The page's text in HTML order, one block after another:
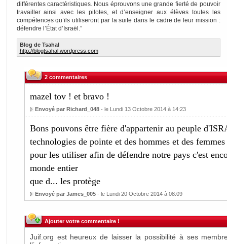
différentes caractéristiques. Nous éprouvons une grande fierté de pouvoir
travailler ainsi avec les pilotes, et d’enseigner aux élèves toutes les
compétences qu’ils utiliseront par la suite dans le cadre de leur mission :
défendre l’État d’Israël.”
Blog de Tsahal
http://blogtsahal.wordpress.com
2 commentaires
mazel tov ! et bravo !
Envoyé par Richard_048- le Lundi 13 Octobre 2014 à 14:23
Bons pouvons être fière d'appartenir au peuple
technologies de pointe et des hommes et des
pour les utiliser afin de défendre notre pays c'est
monde entier
que d... les protège
Envoyé par James_005- le Lundi 20 Octobre 2014 à 08:09
Ajouter votre commentaire !